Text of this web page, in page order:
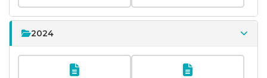
2024